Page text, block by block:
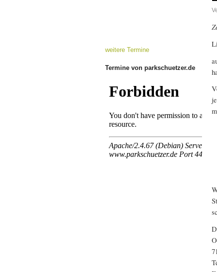
weitere Termine
Termine von parkschuetzer.de